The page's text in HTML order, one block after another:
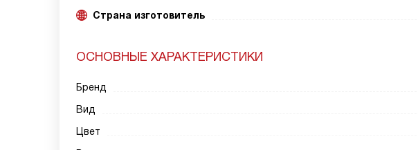
Страна изготовитель
ОСНОВНЫЕ ХАРАКТЕРИСТИКИ
Бренд
Вид
Цвет